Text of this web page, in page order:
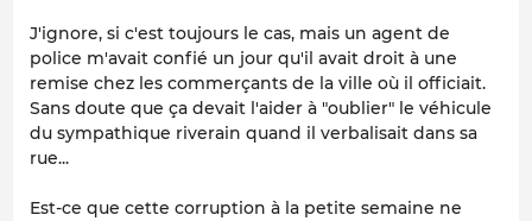
J'ignore, si c'est toujours le cas, mais un agent de
police m'avait confié un jour qu'il avait droit à une
remise chez les commerçants de la ville où il officiait.
Sans doute que ça devait l'aider à "oublier" le véhicule
du sympathique riverain quand il verbalisait dans sa
rue...
Est-ce que cette corruption à la petite semaine ne